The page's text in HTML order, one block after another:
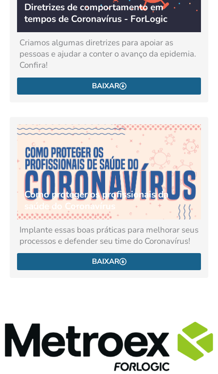
Diretrizes de comportamento em
tempos de Coronavírus - ForLogic
Criamos algumas diretrizes para apoiar as
pessoas e ajudar a conter o avanço da epidemia.
Confira!
BAIXAR
Como proteger os profissionais da
saúde do Coronavírus
Implante essas boas práticas para melhorar seus
processos e defender seu time do Coronavírus!
BAIXAR